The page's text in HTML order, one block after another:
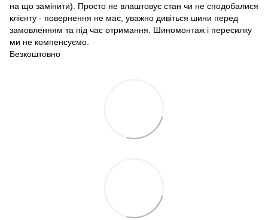
на що замінити). Просто не влаштовує стан чи не сподобалися
клієнту - повернення не має, уважно дивіться шини перед
замовленням та під час отримання. Шиномонтаж і пересилку
ми не компенсуємо.
Безкоштовно